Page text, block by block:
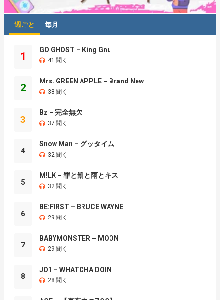
週ごと 毎月
1
GO GHOST – King Gnu
41 聞く
2
Mrs. GREEN APPLE – Brand New
38 聞く
3
Bz – 完全無欠
37 聞く
4
Snow Man – グッタイム
32 聞く
5
M!LK – 罪と罰と雨とキス
32 聞く
6
BE:FIRST – BRUCE WAYNE
29 聞く
7
BABYMONSTER – MOON
29 聞く
8
JO1 – WHATCHA DOIN
28 聞く